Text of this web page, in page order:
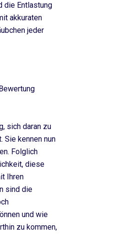
die Entlastung
akkuraten
jeder
sich daran zu
Sie kennen nun
Folglich
diese
Ihren
sind die
und wie
zu kommen,